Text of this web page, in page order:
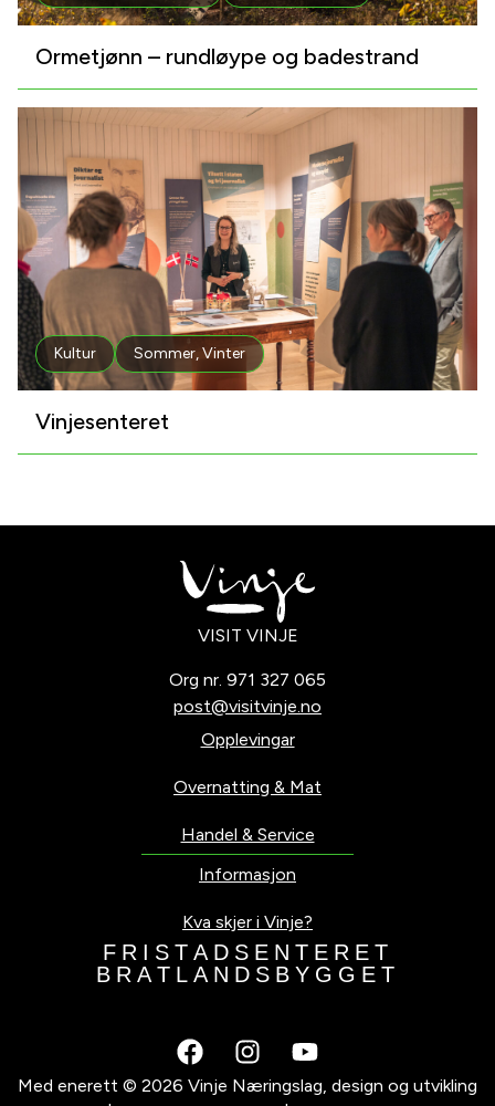
Ormetjønn – rundløype og badestrand
Kultur Sommer,Vinter
Vinjesenteret
VISIT VINJE
Org nr. 971 327 065
post@visitvinje.no
Opplevingar
Overnatting & Mat
Handel & Service
Informasjon
Kva skjer i Vinje?
F R I S T A D S E N T E R E T
B R A T L A N D S B Y G G E T
Med enerett © 2026 Vinje Næringslag, design og utvikling